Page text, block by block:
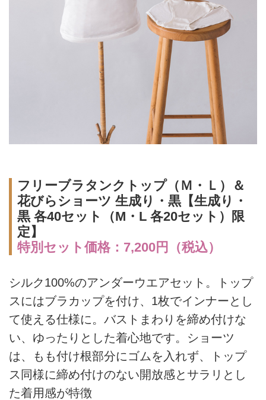
フリーブラタンクトップ（Ｍ・Ｌ）＆
花びらショーツ 生成り・黒【生成り・
黒 各40セット（M・L 各20セット）限
定】
特別セット価格：7,200円（税込）
シルク100%のアンダーウエアセット。トップ
スにはブラカップを付け、1枚でインナーとし
て使える仕様に。バストまわりを締め付けな
い、ゆったりとした着心地です。ショーツ
は、もも付け根部分にゴムを入れず、トップ
ス同様に締め付けのない開放感とサラリとし
た着用感が特徴